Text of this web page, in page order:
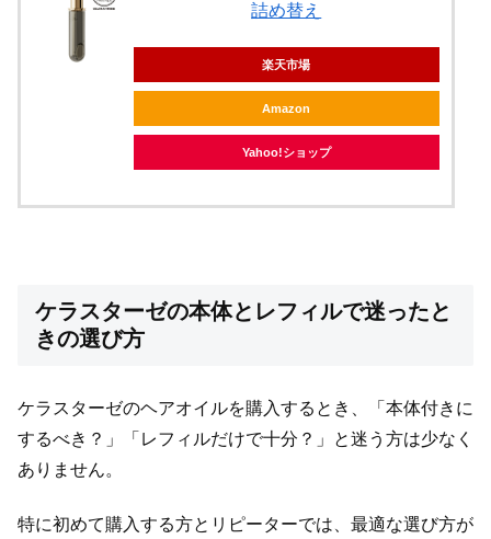
詰め替え
楽天市場
Amazon
Yahoo!ショップ
ケラスターゼの本体とレフィルで迷ったと
きの選び方
ケラスターゼのヘアオイルを購入するとき、「本体付きに
するべき？」「レフィルだけで十分？」と迷う方は少なく
ありません。
特に初めて購入する方とリピーターでは、最適な選び方が